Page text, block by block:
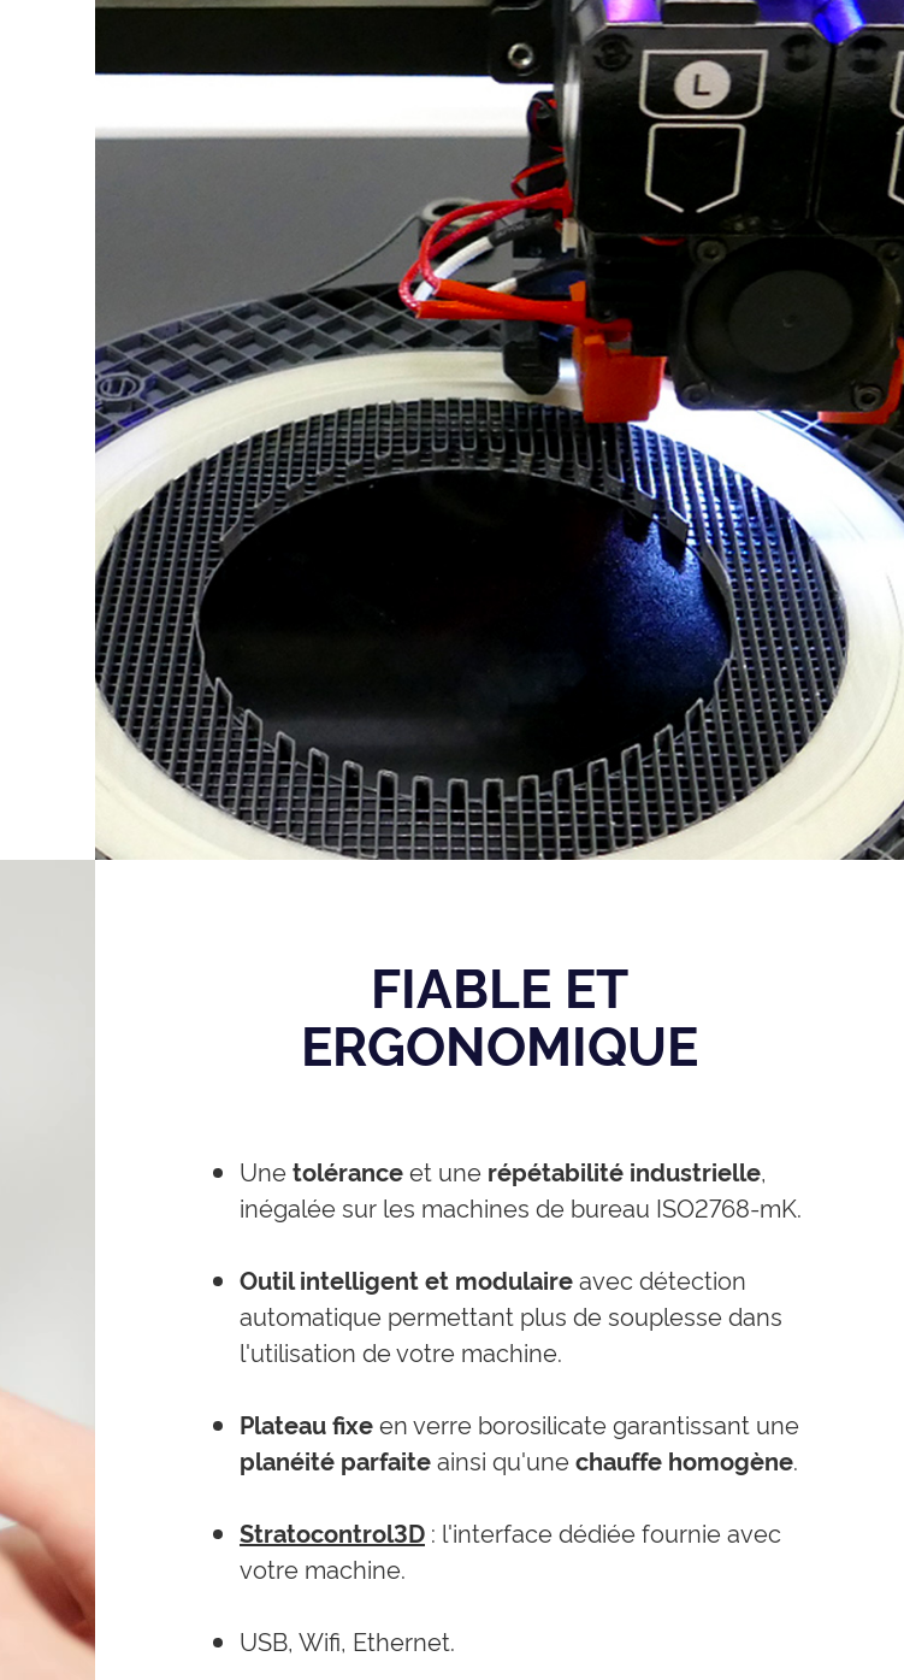
FIABLE ET
ERGONOMIQUE
Une toléranceet une répétabilité industrielle,
inégalée sur les machines de bureau ISO2768-mK.
Outil intelligent et modulaireavec détection
automatique permettant plus de souplesse dans
l'utilisation de votre machine.
Plateau fixeen verre borosilicate garantissant une
planéité parfaiteainsi qu'une chauffe homogène.
Stratocontrol3D: l'interface dédiée fournie avec
votre machine.
USB, Wifi, Ethernet.